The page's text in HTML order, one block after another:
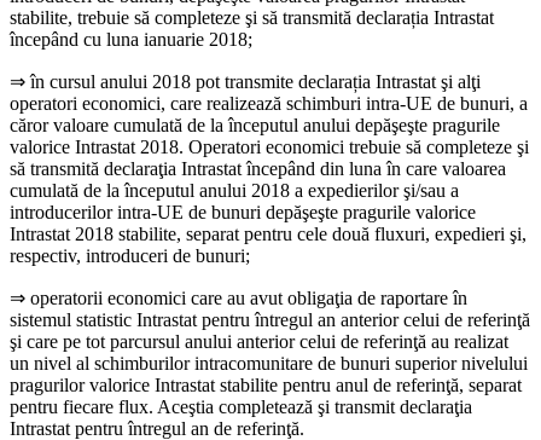
stabilite, trebuie să completeze şi să transmită declarația Intrastat
începând cu luna ianuarie 2018;
⇒ în cursul anului 2018 pot transmite declarația Intrastat şi alţi
operatori economici, care realizează schimburi intra-UE de bunuri, a
căror valoare cumulată de la începutul anului depăşeşte pragurile
valorice Intrastat 2018. Operatori economici trebuie să completeze şi
să transmită declaraţia Intrastat începând din luna în care valoarea
cumulată de la începutul anului 2018 a expedierilor şi/sau a
introducerilor intra-UE de bunuri depăşeşte pragurile valorice
Intrastat 2018 stabilite, separat pentru cele două fluxuri, expedieri şi,
respectiv, introduceri de bunuri;
⇒ operatorii economici care au avut obligaţia de raportare în
sistemul statistic Intrastat pentru întregul an anterior celui de referinţă
şi care pe tot parcursul anului anterior celui de referinţă au realizat
un nivel al schimburilor intracomunitare de bunuri superior nivelului
pragurilor valorice Intrastat stabilite pentru anul de referinţă, separat
pentru fiecare flux. Aceştia completează şi transmit declaraţia
Intrastat pentru întregul an de referinţă.